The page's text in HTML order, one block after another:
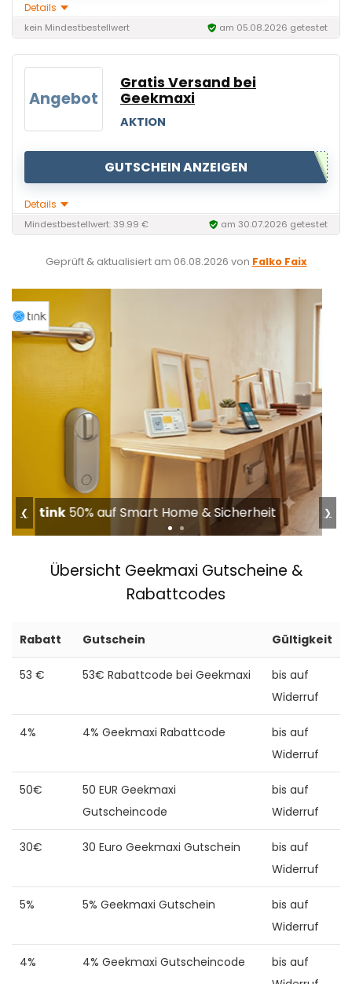
Details
kein Mindestbestellwert am 05.08.2026 getestet
Angebot
Gratis Versand bei
Geekmaxi
AKTION
GUTSCHEIN ANZEIGEN
Details
Mindestbestellwert: 39.99 € am 30.07.2026 getestet
Geprüft & aktualisiert am 06.08.2026 von Falko Faix
G-StarBis 50% im Summer Sale
❮ ❯
Übersicht Geekmaxi Gutscheine &
Rabattcodes
Rabatt Gutschein Gültigkeit
53 € 53€ Rabattcode bei Geekmaxi
bis auf
Widerruf
4% 4% Geekmaxi Rabattcode
bis auf
Widerruf
50€
50 EUR Geekmaxi
Gutscheincode
bis auf
Widerruf
30€ 30 Euro Geekmaxi Gutschein
bis auf
Widerruf
5% 5% Geekmaxi Gutschein
bis auf
Widerruf
4% 4% Geekmaxi Gutscheincode
bis auf